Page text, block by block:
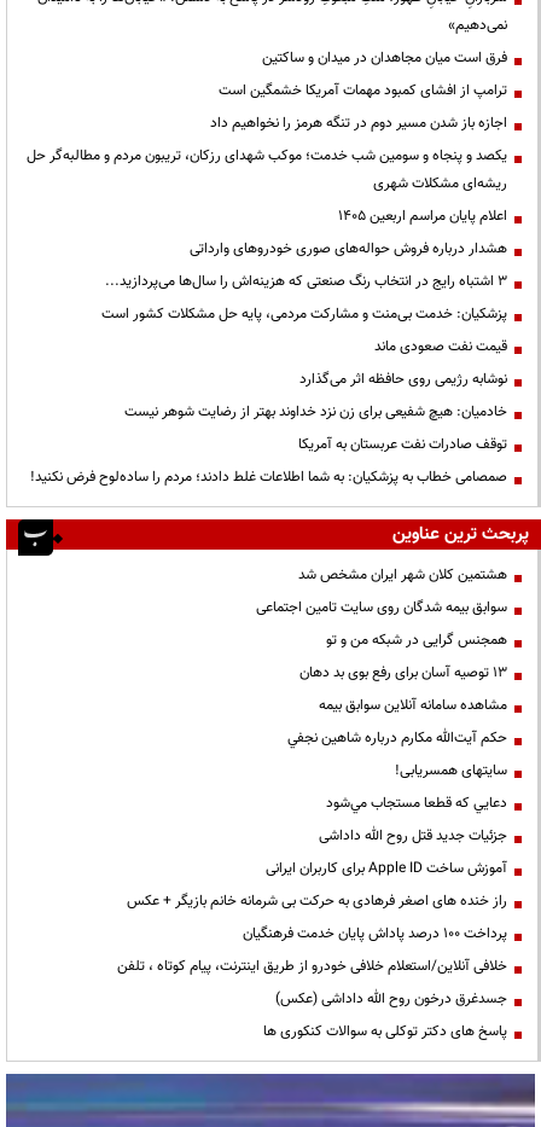
نمی‌دهیم»
فرق است میان مجاهدان در میدان و ساکتین
ترامپ از افشای کمبود مهمات آمریکا خشمگین است
اجازه باز شدن مسیر دوم در تنگه هرمز را نخواهیم داد
یکصد و پنجاه و سومین شب خدمت؛ موکب شهدای رزکان، تریبون مردم و مطالبه‌گر حل
ریشه‌ای مشکلات شهری
اعلام پایان مراسم اربعین ۱۴۰۵
هشدار درباره فروش حواله‌های صوری خودروهای وارداتی
3 اشتباه رایج در انتخاب رنگ صنعتی که هزینه‌اش را سال‌ها می‌پردازید...
پزشکیان: خدمت بی‌منت و مشارکت مردمی، پایه حل مشکلات کشور است
قیمت نفت صعودی ماند
نوشابه رژیمی روی حافظه اثر می‌گذارد
خادمیان: هیچ شفیعی برای زن نزد خداوند بهتر از رضایت شوهر نیست
توقف صادرات نفت عربستان به آمریکا
صمصامی خطاب به پزشکیان: به شما اطلاعات غلط دادند؛ مردم را ساده‌لوح فرض نکنید!
پربحث ترین عناوین
هشتمین کلان شهر ایران مشخص شد
سوابق بیمه شدگان روی سایت تامین اجتماعی
همجنس گرایی در شبکه من و تو
13 توصیه آسان برای رفع بوی بد دهان
مشاهده سامانه آنلاين سوابق بیمه
حكم آيت‌الله مكارم درباره شاهين نجفي
سایتهای همسریابی!
دعايي كه قطعا مستجاب مي‌شود
جزئیات جدید قتل روح الله داداشی
آموزش ساخت Apple ID برای کاربران ایرانی
راز خنده های اصغر فرهادی به حرکت بی شرمانه خانم بازیگر + عکس
پرداخت ۱۰۰ درصد پاداش پایان خدمت فرهنگیان
خلافی آنلاین/استعلام خلافی خودرو از طریق اینترنت، پیام کوتاه ، تلفن
جسدغرق درخون روح الله داداشی (عکس)
پاسخ های دکتر توکلی به سوالات کنکوری ها